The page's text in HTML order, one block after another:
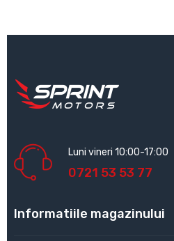
Luni vineri 10:00-17:00
0721 53 53 77
Informatiile magazinului